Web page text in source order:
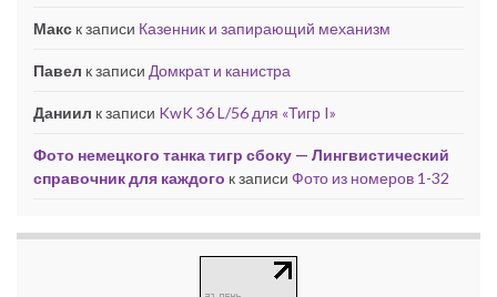
Макс к записи Казенник и запирающий механизм
Павел к записи Домкрат и канистра
Даниил к записи KwK 36 L/56 для «Тигр I»
Фото немецкого танка тигр сбоку — Лингвистический
справочник для каждого к записи Фото из номеров 1-32